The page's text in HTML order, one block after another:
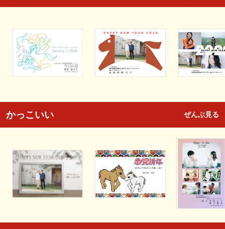
かっこいい ぜんぶ見る